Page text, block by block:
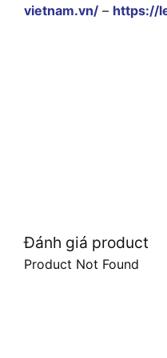
vietnam.vn/ – https://
Đánh giá product
Product Not Found